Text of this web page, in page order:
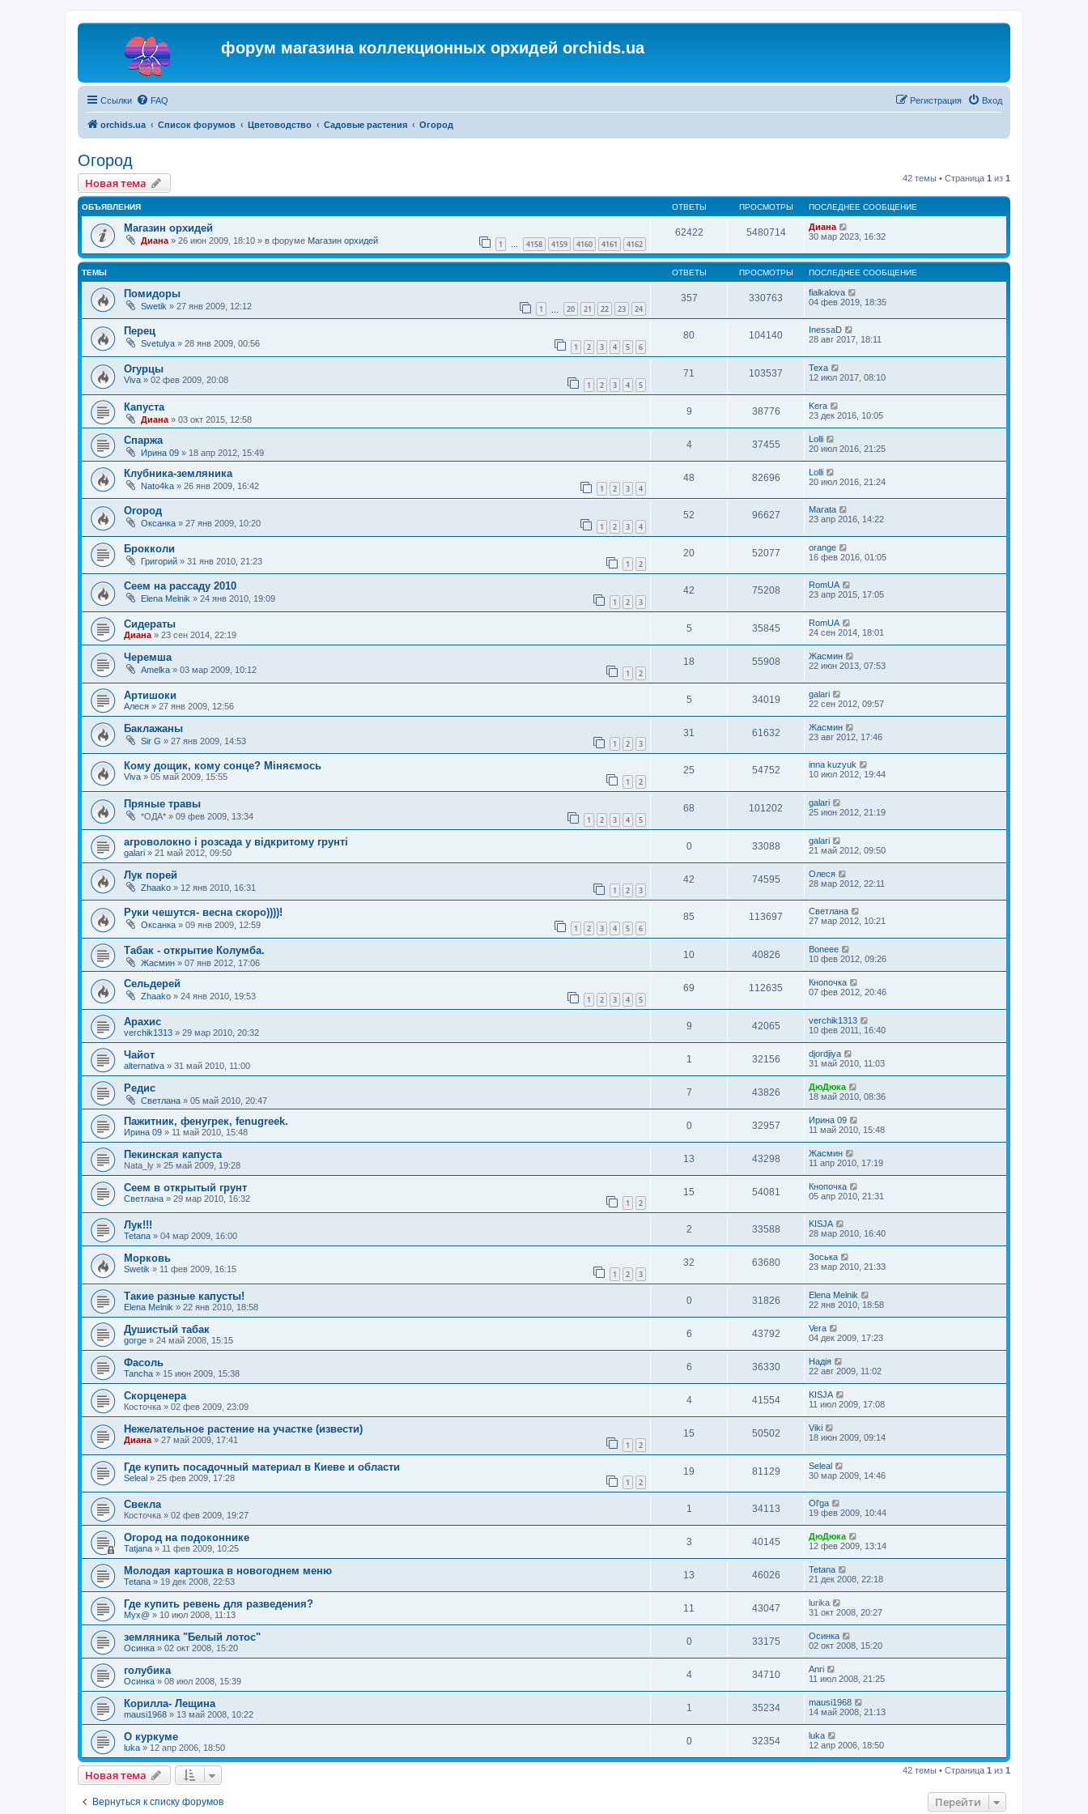
форум магазина коллекционных орхидей orchids.ua
Ссылки FAQ Вход
Регистрация
orchids.ua Список форумов Цветоводство Садовые растения Огород
Огород
Новая тема 42 темы • Страница 1 из 1
ОБЪЯВЛЕНИЯ ОТВЕТЫ ПРОСМОТРЫ ПОСЛЕДНЕЕ СООБЩЕНИЕ
Магазин орхидей
Диана » 26 июн 2009, 18:10 » в форуме Магазин орхидей 1 … 4158 4159 4160 4161 4162
62422 5480714
Диана
30 мар 2023, 16:32
ТЕМЫ ОТВЕТЫ ПРОСМОТРЫ ПОСЛЕДНЕЕ СООБЩЕНИЕ
Помидоры
Swetik » 27 янв 2009, 12:12 1 20 21 22 23 24
357 330763
fialkalova
04 фев 2019, 18:35
Перец
Svetulya » 28 янв 2009, 00:56 1 2 3 4 5 6
80 104140
InessaD
28 авг 2017, 18:11
Огурцы
Viva » 02 фев 2009, 20:08 1 2 3 4 5
71 103537
Texa
12 июл 2017, 08:10
Капуста
Диана » 03 окт 2015, 12:58
9 38776
Kera
23 дек 2016, 10:05
Спаржа
Ирина 09 » 18 апр 2012, 15:49
4 37455
Lolli
20 июл 2016, 21:25
Клубника-земляника
Nato4ka » 26 янв 2009, 16:42 1 2 3 4
48 82696
Lolli
20 июл 2016, 21:24
Огород
Оксанка » 27 янв 2009, 10:20 1 2 3 4
52 96627
Marata
23 апр 2016, 14:22
Брокколи
Григорий » 31 янв 2010, 21:23 1 2
20 52077
orange
16 фев 2016, 01:05
Сеем на рассаду 2010
Elena Melnik » 24 янв 2010, 19:09 1 2 3
42 75208
RomUA
23 апр 2015, 17:05
Сидераты
Диана » 23 сен 2014, 22:19
5 35845
RomUA
24 сен 2014, 18:01
Черемша
Amelka » 03 мар 2009, 10:12 1 2
18 55908
Жасмин
22 июн 2013, 07:53
Артишоки
Алеся » 27 янв 2009, 12:56
5 34019
galari
22 сен 2012, 09:57
Баклажаны
Sir G » 27 янв 2009, 14:53 1 2 3
31 61632
Жасмин
23 авг 2012, 17:46
Кому дощик, кому сонце? Міняємось
Viva » 05 май 2009, 15:55 1 2
25 54752
inna kuzyuk
10 июл 2012, 19:44
Пряные травы
*ОДА* » 09 фев 2009, 13:34 1 2 3 4 5
68 101202
galari
25 июн 2012, 21:19
агроволокно і розсада у відкритому грунті
galari » 21 май 2012, 09:50
0 33088
galari
21 май 2012, 09:50
Лук порей
Zhaako » 12 янв 2010, 16:31 1 2 3
42 74595
Олеся
28 мар 2012, 22:11
Руки чешутся- весна скоро))))!
Оксанка » 09 янв 2009, 12:59 1 2 3 4 5 6
85 113697
Светлана
27 мар 2012, 10:21
Табак - открытие Колумба.
Жасмин » 07 янв 2012, 17:06
10 40826
Boneee
10 фев 2012, 09:26
Сельдерей
Zhaako » 24 янв 2010, 19:53 1 2 3 4 5
69 112635
Кнопочка
07 фев 2012, 20:46
Арахис
verchik1313 » 29 мар 2010, 20:32
9 42065
verchik1313
10 фев 2011, 16:40
Чайот
alternativa » 31 май 2010, 11:00
1 32156
djordjiya
31 май 2010, 11:03
Редис
Светлана » 05 май 2010, 20:47
7 43826
ДюДюка
18 май 2010, 08:36
Пажитник, фенугрек, fenugreek.
Ирина 09 » 11 май 2010, 15:48
0 32957
Ирина 09
11 май 2010, 15:48
Пекинская капуста
Nata_ly » 25 май 2009, 19:28
13 43298
Жасмин
11 апр 2010, 17:19
Сеем в открытый грунт
Светлана » 29 мар 2010, 16:32 1 2
15 54081
Кнопочка
05 апр 2010, 21:31
Лук!!!
Tetana » 04 мар 2009, 16:00
2 33588
KISJA
28 мар 2010, 16:40
Морковь
Swetik » 11 фев 2009, 16:15 1 2 3
32 63680
Зоська
23 мар 2010, 21:33
Такие разные капусты!
Elena Melnik » 22 янв 2010, 18:58
0 31826
Elena Melnik
22 янв 2010, 18:58
Душистый табак
gorge » 24 май 2008, 15:15
6 43792
Vera
04 дек 2009, 17:23
Фасоль
Tancha » 15 июн 2009, 15:38
6 36330
Надія
22 авг 2009, 11:02
Скорценера
Косточка » 02 фев 2009, 23:09
4 41554
KISJA
11 июл 2009, 17:08
Нежелательное растение на участке (извести)
Диана » 27 май 2009, 17:41 1 2
15 50502
Viki
18 июн 2009, 09:14
Где купить посадочный материал в Киеве и области
Seleal » 25 фев 2009, 17:28 1 2
19 81129
Seleal
30 мар 2009, 14:46
Свекла
Косточка » 02 фев 2009, 19:27
1 34113
Ol'ga
19 фев 2009, 10:44
Огород на подоконнике
Tatjana » 11 фев 2009, 10:25
3 40145
ДюДюка
12 фев 2009, 13:14
Молодая картошка в новогоднем меню
Tetana » 19 дек 2008, 22:53
13 46026
Tetana
21 дек 2008, 22:18
Где купить ревень для разведения?
Myx@ » 10 июл 2008, 11:13
11 43047
lurika
31 окт 2008, 20:27
земляника "Белый лотос"
Осинка » 02 окт 2008, 15:20
0 33175
Осинка
02 окт 2008, 15:20
голубика
Осинка » 08 июл 2008, 15:39
4 34710
Anri
11 июл 2008, 21:25
Корилла- Лещина
mausi1968 » 13 май 2008, 10:22
1 35234
mausi1968
14 май 2008, 21:13
О куркуме
luka » 12 апр 2006, 18:50
0 32354
luka
12 апр 2006, 18:50
Новая тема 42 темы • Страница 1 из 1
Вернуться к списку форумов Перейти